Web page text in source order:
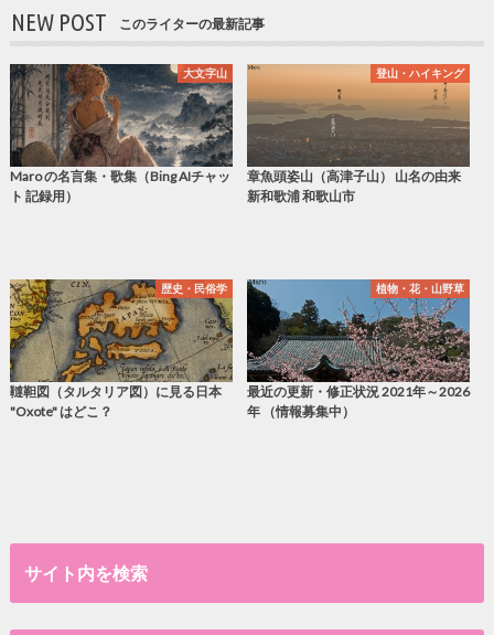
NEW POST このライターの最新記事
大文字山
Maro の名言集・歌集（Bing AIチャッ
ト 記録用）
登山・ハイキング
章魚頭姿山（高津子山） 山名の由来
新和歌浦 和歌山市
歴史・民俗学
韃靼図（タルタリア図）に見る日本
"Oxote" はどこ？
植物・花・山野草
最近の更新・修正状況 2021年～2026
年 （情報募集中）
サイト内を検索